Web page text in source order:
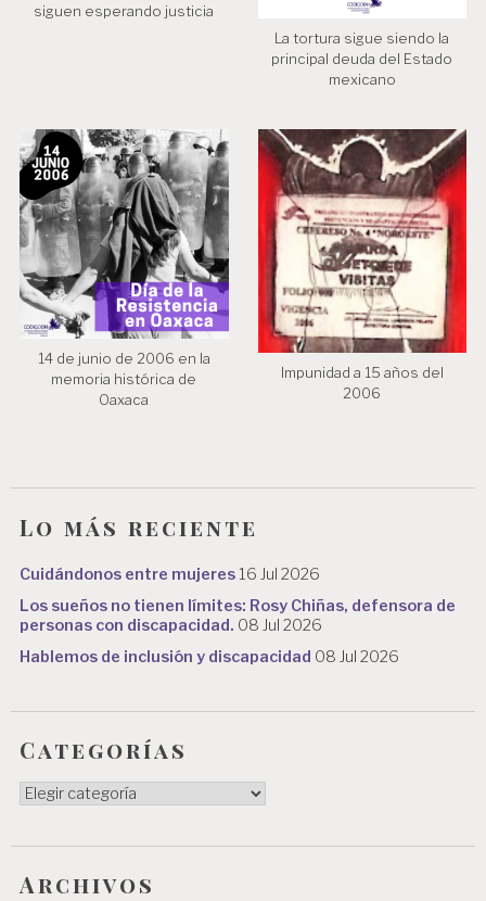
siguen esperando justicia
La tortura sigue siendo la
principal deuda del Estado
mexicano
14 de junio de 2006 en la
memoria histórica de
Oaxaca
Impunidad a 15 años del
2006
Lo más reciente
Cuidándonos entre mujeres 16 Jul 2026
Los sueños no tienen límites: Rosy Chiñas, defensora de
personas con discapacidad. 08 Jul 2026
Hablemos de inclusión y discapacidad 08 Jul 2026
Categorías
Categorías
Archivos